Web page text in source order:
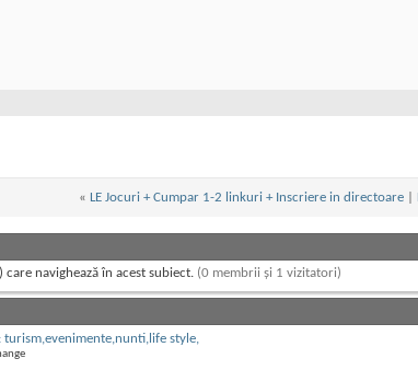
« LE Jocuri + Cumpar 1-2 linkuri + Inscriere in directoare|
navighează în acest subiect. (0 membrii și 1 vizitatori)
turism,evenimente,nunti,life style,